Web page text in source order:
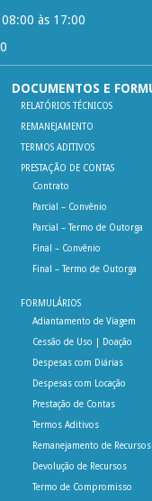
às 17:00
DOCUMENTOS E
RELATÓRIOS TÉCNICOS
REMANEJAMENTO
TERMOS ADITIVOS
PRESTAÇÃO DE CONTAS
Contrato
Parcial – Convênio
Parcial – Termo de Outorga
Final – Convênio
Final – Termo de Outorga
FORMULÁRIOS
Adiantamento de Viagem
Cessão de Uso | Doação
Despesas com Diárias
Despesas com Locação
Prestação de Contas
Termos Aditivos
Remanejamento de Recursos
Devolução de Recursos
Termo de Compromisso